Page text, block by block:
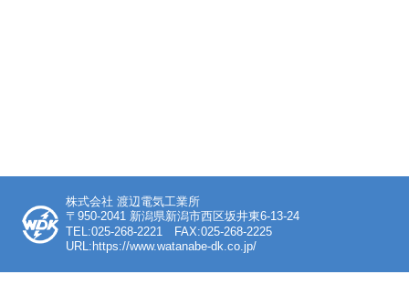
株式会社 渡辺電気工業所
〒950-2041 新潟県新潟市西区坂井東6-13-24
TEL:025-268-2221 FAX:025-268-2225
URL:https://www.watanabe-dk.co.jp/